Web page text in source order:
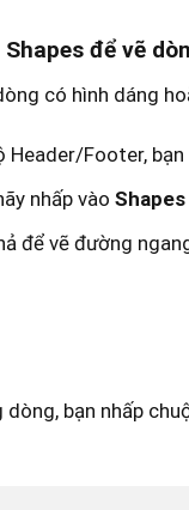
để vẽ
có hình dáng
Header/Footer,
nhấp vào Shapes
để vẽ đường
dòng, bạn nhấp